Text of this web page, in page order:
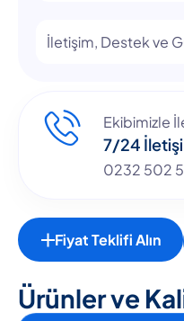
Ürünlerve Kal
İletişim, Destek ve
Ekibimizle
7/24
0232 502
Fiyat Teklifi Alın